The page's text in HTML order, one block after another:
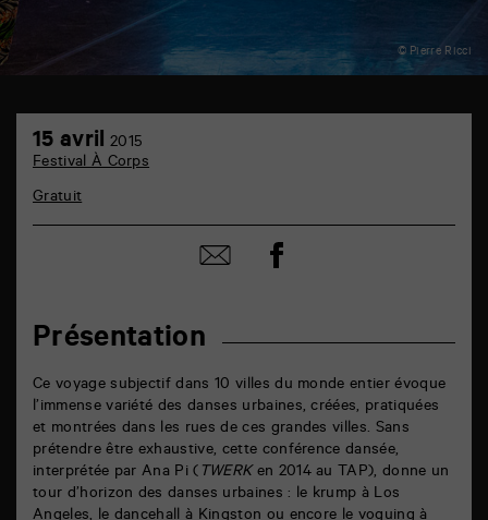
© Pierre Ricci
auditorium
Marne
Présentation
Ce voyage subjectif dans 10 villes du monde entier évoque
l’immense variété des danses urbaines, créées, pratiquées
et montrées dans les rues de ces grandes villes. Sans
prétendre être exhaustive, cette conférence dansée,
interprétée par Ana Pi ( TWERK en 2014 au TAP), donne un
tour d’horizon des danses urbaines : le krump à Los
15 avril 2015
avril
Festival À Corps
Gratuit
Partager
par
Partager
sur